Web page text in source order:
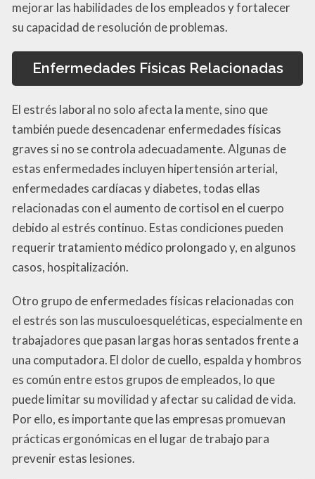
mejorar las habilidades de los empleados y fortalecer
su capacidad de resolución de problemas.
Enfermedades Físicas Relacionadas
El estrés laboral no solo afecta la mente, sino que
también puede desencadenar enfermedades físicas
graves si no se controla adecuadamente. Algunas de
estas enfermedades incluyen hipertensión arterial,
enfermedades cardíacas y diabetes, todas ellas
relacionadas con el aumento de cortisol en el cuerpo
debido al estrés continuo. Estas condiciones pueden
requerir tratamiento médico prolongado y, en algunos
casos, hospitalización.
Otro grupo de enfermedades físicas relacionadas con
el estrés son las musculoesqueléticas, especialmente en
trabajadores que pasan largas horas sentados frente a
una computadora. El dolor de cuello, espalda y hombros
es común entre estos grupos de empleados, lo que
puede limitar su movilidad y afectar su calidad de vida.
Por ello, es importante que las empresas promuevan
prácticas ergonómicas en el lugar de trabajo para
prevenir estas lesiones.